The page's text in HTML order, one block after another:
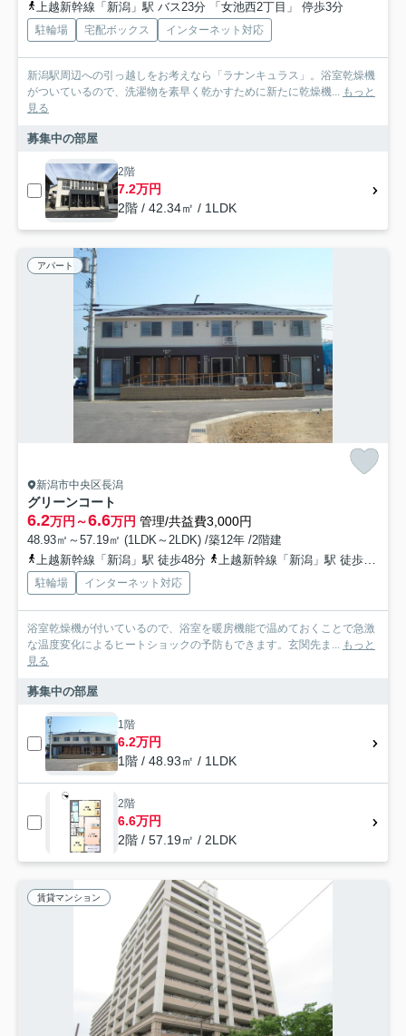
上越新幹線「新潟」駅 バス23分 「女池西2丁目」 停歩3分
駐輪場 宅配ボックス インターネット対応
新潟駅周辺への引っ越しをお考えなら「ラナンキュラス」。浴室乾燥機
がついているので、洗濯物を素早く乾かすために新たに乾燥機... もっと
見る
募集中の部屋
2階
7.2万円
2階 / 42.34㎡ / 1LDK
アパート
新潟市中央区長潟
グリーンコート
6.2万円～6.6万円 管理/共益費3,000円
48.93㎡～57.19㎡ (1LDK～2LDK) /築12年 /2階建
上越新幹線「新潟」駅 徒歩48分
上越新幹線「新潟」駅 徒歩47分
駐輪場 インターネット対応
浴室乾燥機が付いているので、浴室を暖房機能で温めておくことで急激
な温度変化によるヒートショックの予防もできます。玄関先ま... もっと
見る
募集中の部屋
1階
6.2万円
1階 / 48.93㎡ / 1LDK
2階
6.6万円
2階 / 57.19㎡ / 2LDK
賃貸マンション